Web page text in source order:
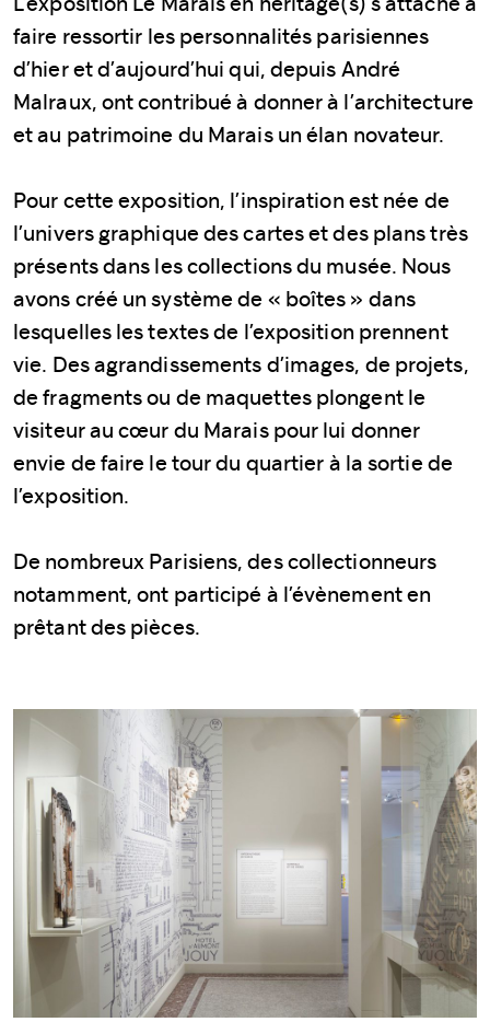
faire ressortir les personnalités parisiennes
d’hier et d’aujourd’hui qui, depuis André
Malraux, ont contribué à donner à l’architecture
et au patrimoine du Marais un élan novateur.
Pour cette exposition, l’inspiration est née de
l’univers graphique des cartes et des plans très
présents dans les collections du musée. Nous
avons créé un système de « boîtes » dans
lesquelles les textes de l’exposition prennent
vie. Des agrandissements d’images, de projets,
de fragments ou de maquettes plongent le
visiteur au cœur du Marais pour lui donner
envie de faire le tour du quartier à la sortie de
l’exposition.
De nombreux Parisiens, des collectionneurs
notamment, ont participé à l’évènement en
prêtant des pièces.